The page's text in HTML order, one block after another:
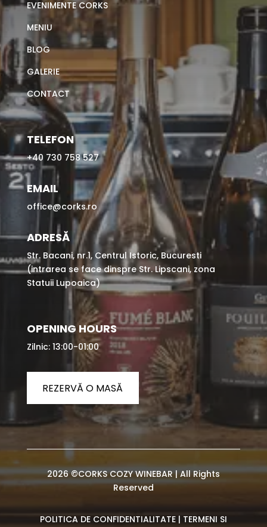
EVENIMENTE CORKS
MENIU
BLOG
GALERIE
CONTACT
TELEFON
+40 730 758 527
EMAIL
office@corks.ro
ADRESĂ
Str. Bacani, nr.1, Centrul Istoric, Bucuresti
(intrarea se face dinspre Str. Lipscani, zona
Statuii Lupoaica)
OPENING HOURS
Zilnic: 13:00-01:00
REZERVĂ O MASĂ
2026 ©CORKS COZY WINEBAR | All Rights
Reserved
POLITICA DE CONFIDENTIALITATE| TERMENI SI